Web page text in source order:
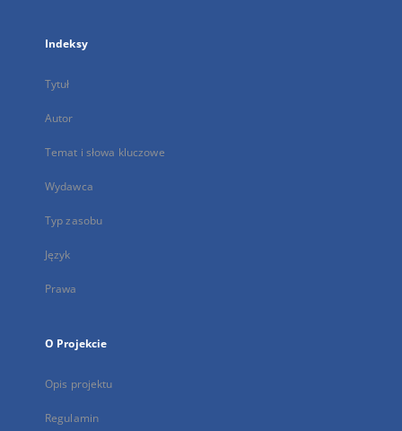
Indeksy
Tytuł
Autor
Temat i słowa kluczowe
Wydawca
Typ zasobu
Język
Prawa
O Projekcie
Opis projektu
Regulamin